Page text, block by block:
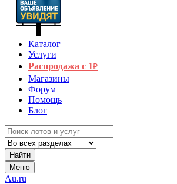
Каталог
Услуги
Распродажа с 1₽
Магазины
Форум
Помощь
Блог
Найти
Меню
Au.ru